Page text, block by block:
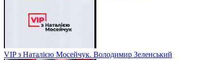
VIP з Наталією Мосейчук. Володимир Зеленський